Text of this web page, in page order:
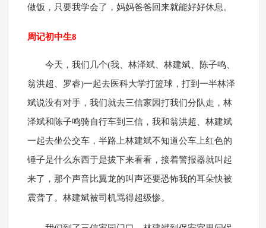
做饭，只要我学会了，妈妈爸爸回来就能好好休息。
周记初中生8
今天，我们几个(我、林泽斌、林建斌、陈子鸣、
翁洪超、罗睿)一起去医科大学打篮球，打到一半林泽
斌说没有对手，我们就去三信家园打我们分队走，林
泽斌和陈子鸣骑自行车到三信，我和翁洪超、林建斌
一起去坐公交车，半路上林建斌不知道公车上红色的
锤子是什么东西于是拔下来看看，接着警报器就叫起
来了，那个声音比翼龙的叫声还要恐怖我的耳朵快被
震聋了。林建斌被司机骂得超级惨。